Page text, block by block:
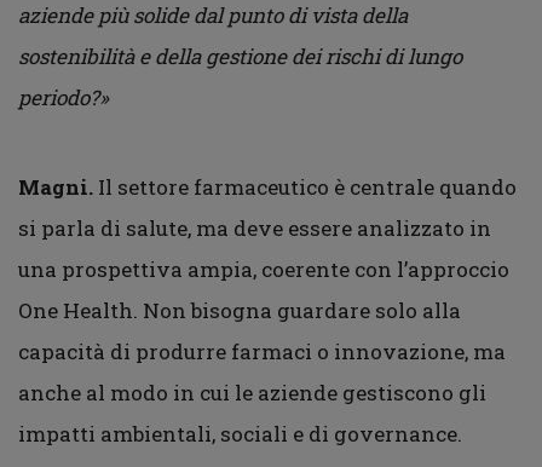
aziende più solide dal punto di vista della
sostenibilità e della gestione dei rischi di lungo
periodo?»
Magni. Il settore farmaceutico è centrale quando
si parla di salute, ma deve essere analizzato in
una prospettiva ampia, coerente con l’approccio
One Health. Non bisogna guardare solo alla
capacità di produrre farmaci o innovazione, ma
anche al modo in cui le aziende gestiscono gli
impatti ambientali, sociali e di governance.